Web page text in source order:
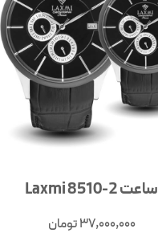
ساعت Laxmi 8510-2
37,000,000تومان